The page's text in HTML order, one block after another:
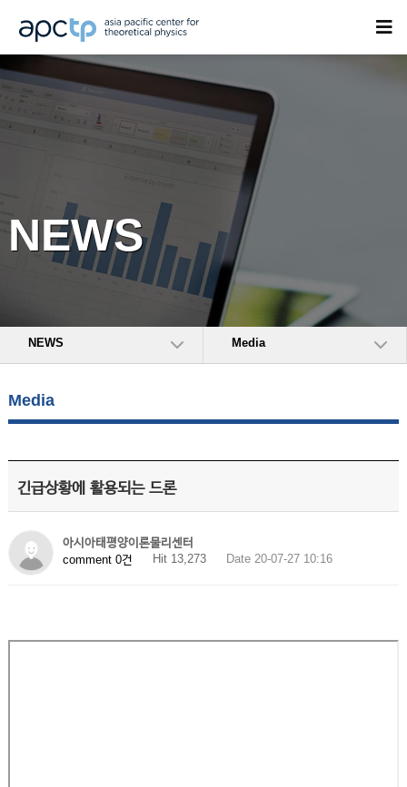
NEWS
NEWS Media
Media
긴급상황에 활용되는 드론
아시아태평양이론물리센터
comment 0건
Hit 13,273 Date 20-07-27 10:16